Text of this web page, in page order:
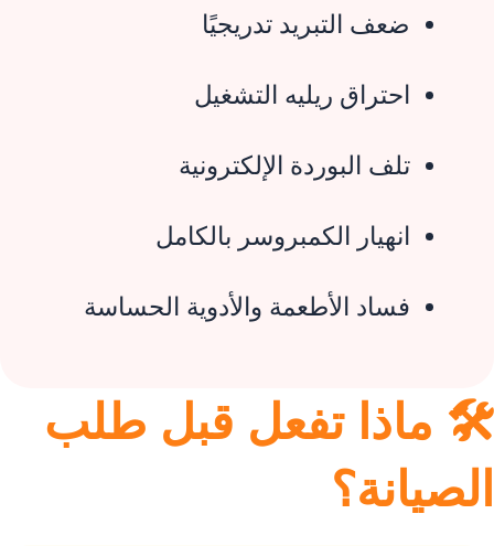
ضعف التبريد تدريجيًا
احتراق ريليه التشغيل
تلف البوردة الإلكترونية
انهيار الكمبروسر بالكامل
فساد الأطعمة والأدوية الحساسة
🛠️ ماذا تفعل قبل طلب
الصيانة؟